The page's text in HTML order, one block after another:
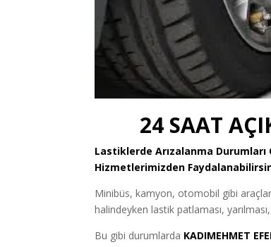
24 SAAT
Lastiklerde Arızalanma Durumları
Hizmetlerimizden
Minibüs, kamyon, otomobil gibi
halindeyken lastik patlaması,
Bu gibi durumlarda KADIMEHMET